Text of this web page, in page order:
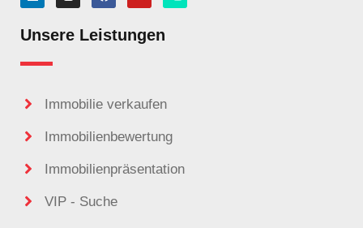
Unsere Leistungen
Immobilie verkaufen
Immobilienbewertung
Immobilienpräsentation
VIP - Suche